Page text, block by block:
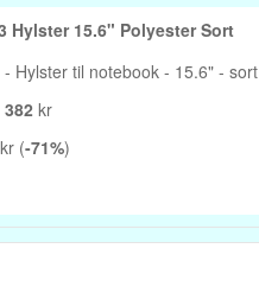
Targus CityGear 3 Hylster 15.6" Polyester Sort
Hylster til notebook - 15.6" - sort
382 kr
kr (-71%)